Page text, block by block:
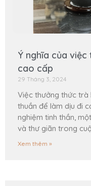
Ý nghĩa của
cao cấp
29 Tháng 3, 2024
Việc thưởng thức trà
thuần để làm dịu đi
nghiệm tinh thần,
và thư giãn trong
Xem thêm »